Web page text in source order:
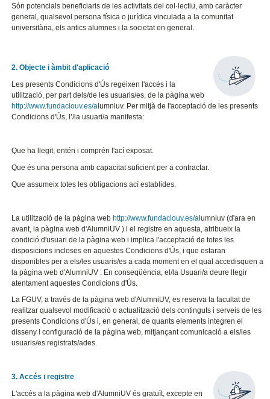
Són potencials beneficiaris de les activitats del col·lectiu, amb caràcter
general, qualsevol persona física o jurídica vinculada a la comunitat
universitària, els antics alumnes i la societat en general.
2. Objecte i àmbit d'aplicació
Les presents Condicions d'Ús regeixen l'accés i la
utilització, per part dels/de les usuaris/es, de la pàgina web
http://www.fundaciouv.es/alumniuv. Per mitjà de l'acceptació de les presents
Condicions d'Ús, l’/la usuari/a manifesta:
Que ha llegit, entén i comprén l'ací exposat.
Que és una persona amb capacitat suficient per a contractar.
Que assumeix totes les obligacions ací establides.
La utilització de la pàgina webhttp://www.fundaciouv.es/alumniuv (d'ara en
avant, la pàgina web d'AlumniUV ) i el registre en aquesta, atribueix la
condició d'usuari de la pàgina web i implica l'acceptació de totes les
disposicions incloses en aquestes Condicions d'Ús, i que estaran
disponibles per a els/les usuaris/es a cada moment en el qual accedisquen a
la pàgina web d'AlumniUV . En conseqüència, el/la Usuari/a deure llegir
atentament aquestes Condicions d'Ús.
La FGUV, a través de la pàgina web d'AlumniUV, es reserva la facultat de
realitzar qualsevol modificació o actualització dels continguts i serveis de les
presents Condicions d'Ús i, en general, de quants elements integren el
disseny i configuració de la pàgina web, mitjançant comunicació a els/les
usuaris/es registrats/ades.
3. Accés i registre
L'accés a la pàgina web d'AlumniUV és gratuït, excepte en